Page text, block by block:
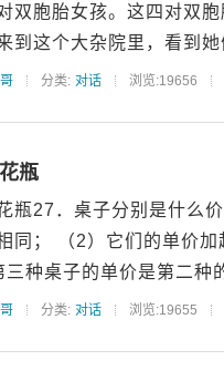
双胞胎女孩。这四对双
到这个大杂院里，看到
分类: 对话 浏览:19656
瓶
瓶27．桌子分别是什么
同； （2）它们的单价
三种桌子的单价是第二
分类: 对话 浏览:19655